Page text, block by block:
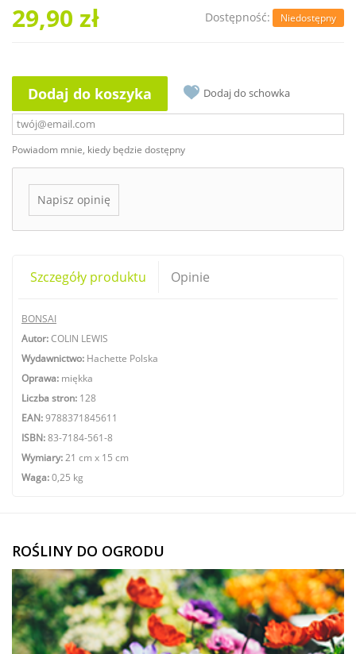
29,90 zł Dostępność: Niedostępny
Dodaj do koszyka Dodaj do schowka
Powiadom mnie, kiedy będzie dostępny
Napisz opinię
Szczegóły produktu Opinie
BONSAI
Autor:COLIN LEWIS
Wydawnictwo: Hachette Polska
Oprawa: miękka
Liczba stron: 128
EAN:9788371845611
ISBN:83-7184-561-8
Wymiary:21 cm x 15 cm
Waga:0,25 kg
ROŚLINY DO OGRODU